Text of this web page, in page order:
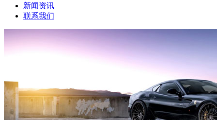
新闻资讯
联系我们